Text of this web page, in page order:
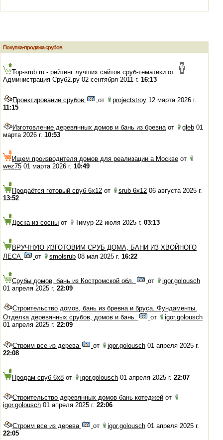
Покупка-продажа срубов
Top-srub.ru - рейтинг лучших сайтов сруб-тематики от
Администрация Сруб2.ру 02 сентября 2011 г. 16:13
Проектирование срубов от projectstroy 12 марта 2026 г.
11:15
Изготовление деревянных домов и бань из бревнаот gleb 01
марта 2026 г. 10:53
Ищем производителя домов для реализации а Москве от
wez75 01 марта 2026 г. 10:49
Продаётся готовый сруб 6х12 от srub 6x12 06 августа 2025 г.
13:52
Доска из сосны от Тимур 22 июля 2025 г. 03:13
ВРУЧНУЮ ИЗГОТОВИМ СРУБ ДОМА, БАНИ ИЗ ХВОЙНОГО
ЛЕСА
от smolsrub 08 мая 2025 г. 16:22
Срубы домов, бань из Костромской обл. от
igor.golousch
01 апреля 2025 г. 22:09
Строительство домов, бань из бревна и бруса. Фундаменты.
Отделка деревянных срубов, домов и бань.
от
igor.golousch
01 апреля 2025 г. 22:09
Строим все из дерева от igor.golousch 01 апреля 2025 г.
22:08
Продам сруб 6х8 от igor.golousch 01 апреля 2025 г. 22:07
Строительство деревянных домов бань котеджей от
igor.golousch 01 апреля 2025 г. 22:06
Строим все из дерева от igor.golousch 01 апреля 2025 г.
22:05